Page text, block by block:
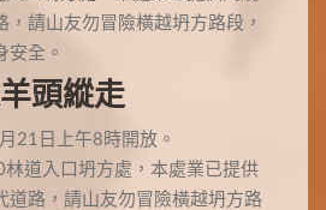
，請山友勿冒險橫越坍方路段，
安全。
頭縱走
21日上午8時開放。
林道入口坍方處，本處業已提供
道路，請山友勿冒險橫越坍方路